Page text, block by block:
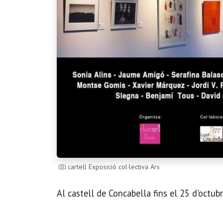
cartell Exposició col·lectiva Ars
Al castell de Concabella fins el 25